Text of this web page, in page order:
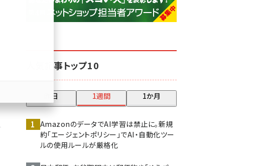
base (1081)
人気記事トップ10
昨日 1週間 1か月
AmazonのデータでAI学習は禁止に。新規
約「エージェントポリシー」でAI・自動化ツー
ルの使用ルールが厳格化